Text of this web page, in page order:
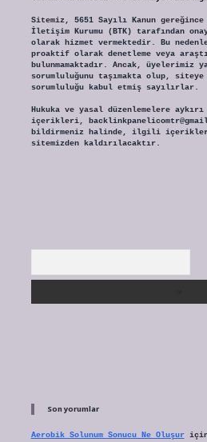
Sitemiz, 5651 Sayılı Kanun
İletişim Kurumu (BTK) tarafından
olarak hizmet vermektedir. Bu
proaktif olarak denetleme veya
bulunmamaktadır. Ancak, üyelerimiz
sorumluluğunu taşımakta olup,
sorumluluğu kabul etmiş sayılırlar.
Hukuka ve yasal düzenlemelere aykırı
içerikleri,
bildirmeniz halinde, ilgili içerikler
sitemizden kaldırılacaktır.
Son yorumlar
Aerobik Solunum Sonucu Ne Oluşur